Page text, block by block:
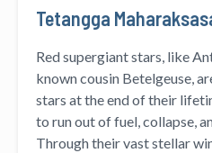
Tetangga
Red supergiant stars, like
known cousin Betelgeuse,
stars at the end of their
to run out of fuel, collapse,
Through their vast stellar